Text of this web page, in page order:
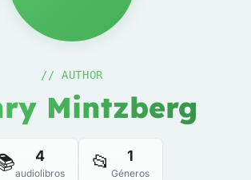
// AUTHOR
Mintzberg
4
audiolibros 📂 1
Géneros